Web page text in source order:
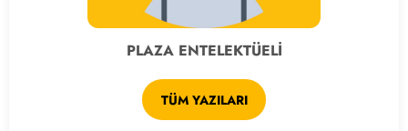
PLAZA ENTELEKTÜELİ
TÜM YAZILARI